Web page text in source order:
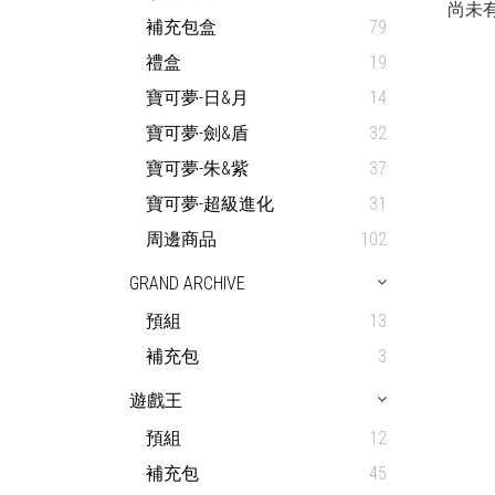
補充包盒
79
禮盒
19
寶可夢-日&月
14
寶可夢-劍&盾
32
寶可夢-朱&紫
37
寶可夢-超級進化
31
周邊商品
102
GRAND ARCHIVE
預組
13
補充包
3
遊戲王
預組
12
補充包
45
尚未